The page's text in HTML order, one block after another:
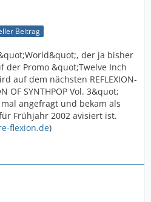
Beitrag
der ja bisher
Promo &quot;Twelve Inch
auf dem nächsten REFLEXION-
OF SYNTHPOP Vol. 3&quot;
angefragt und bekam als
Frühjahr 2002 avisiert ist.
flexion.de)